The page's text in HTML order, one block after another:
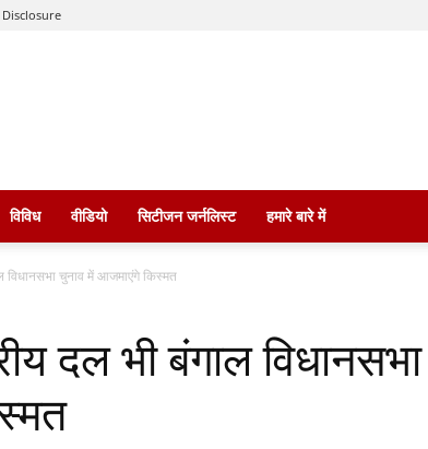
विविध वीडियो सिटीजन जर्नलिस्ट हमारे बारे में
विधानसभा चुनाव में आजमाएंगे किस्मत
दल भी बंगाल विधानसभा